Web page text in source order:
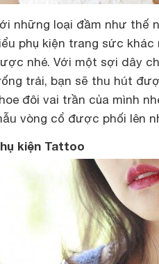
những loại đầm như thế
phụ kiện trang sức
nhé. Với một sợi dây
trải, bạn sẽ thu hút
đôi vai trần của mình
vòng cổ được phối lên
kiện Tattoo